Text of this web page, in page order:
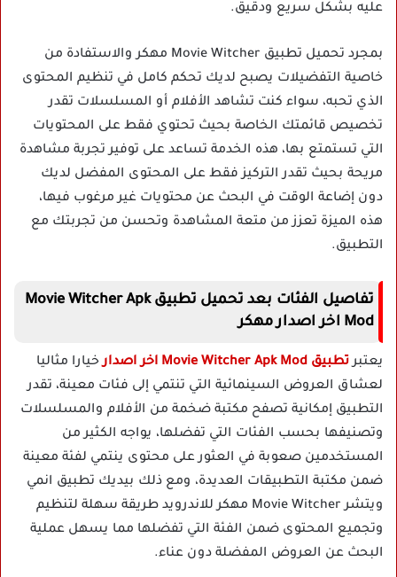
عليه بشكل سريع ودقيق.
بمجرد تحميل تطبيق Movie Witcher مهكر والاستفادة من
خاصية التفضيلات يصبح لديك تحكم كامل في تنظيم المحتوى
الذي تحبه، سواء كنت تشاهد الأفلام أو المسلسلات تقدر
تخصيص قائمتك الخاصة بحيث تحتوي فقط على المحتويات
التي تستمتع بها، هذه الخدمة تساعد على توفير تجربة مشاهدة
مريحة بحيث تقدر التركيز فقط على المحتوى المفضل لديك
دون إضاعة الوقت في البحث عن محتويات غير مرغوب فيها،
هذه الميزة تعزز من متعة المشاهدة وتحسن من تجربتك مع
التطبيق.
تفاصيل الفئات بعد تحميل تطبيق Movie Witcher Apk
Mod اخر اصدار مهكر
يعتبرتطبيق Movie Witcher Apk Mod اخر اصدار
خيارا مثاليا
لعشاق العروض السينمائية التي تنتمي إلى فئات معينة، تقدر
التطبيق إمكانية تصفح مكتبة ضخمة من الأفلام والمسلسلات
وتصنيفها بحسب الفئات التي تفضلها، يواجه الكثير من
المستخدمين صعوبة في العثور على محتوى ينتمي لفئة معينة
ضمن مكتبة التطبيقات العديدة، ومع ذلك بيديك تطبيق انمي
ويتشر Movie Witcher مهكر للاندرويد طريقة سهلة لتنظيم
وتجميع المحتوى ضمن الفئة التي تفضلها مما يسهل عملية
البحث عن العروض المفضلة دون عناء.